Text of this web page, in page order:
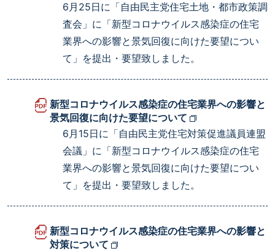
6月25日に「自由民主党住宅土地・都市政策調
査会」に「新型コロナウイルス感染症の住宅
業界への影響と景気回復に向けた要望につい
て」を提出・要望致しました。
新型コロナウイルス感染症の住宅業界への影響と
景気回復に向けた要望について
6月15日に「自由民主党住宅対策促進議員連盟
会議」に「新型コロナウイルス感染症の住宅
業界への影響と景気回復に向けた要望につい
て」を提出・要望致しました。
新型コロナウイルス感染症の住宅業界への影響と
対策について